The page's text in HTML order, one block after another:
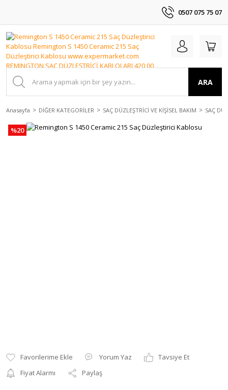
0507 075 75 07
ARA
Anasayfa DİĞER KATEGORİLER SAÇ DÜZLEŞTRİCİ VE KİŞİSEL BAKIM SAÇ
%20
Yorum Yaz
Tavsiye Et
Fiyat Alarmı
Paylaş